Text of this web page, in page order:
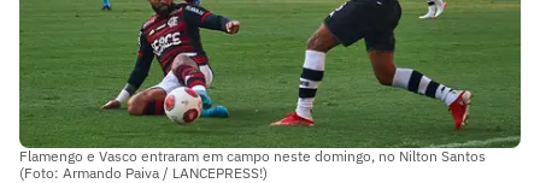
Flamengo e Vasco entraram em campo neste domingo, no Nilton Santos
(Foto: Armando Paiva / LANCEPRESS!)